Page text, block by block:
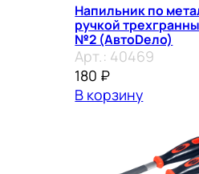
Напильник по
ручкой
№2 (АвтоDело)
Арт.: 40469
180 ₽
В корзину